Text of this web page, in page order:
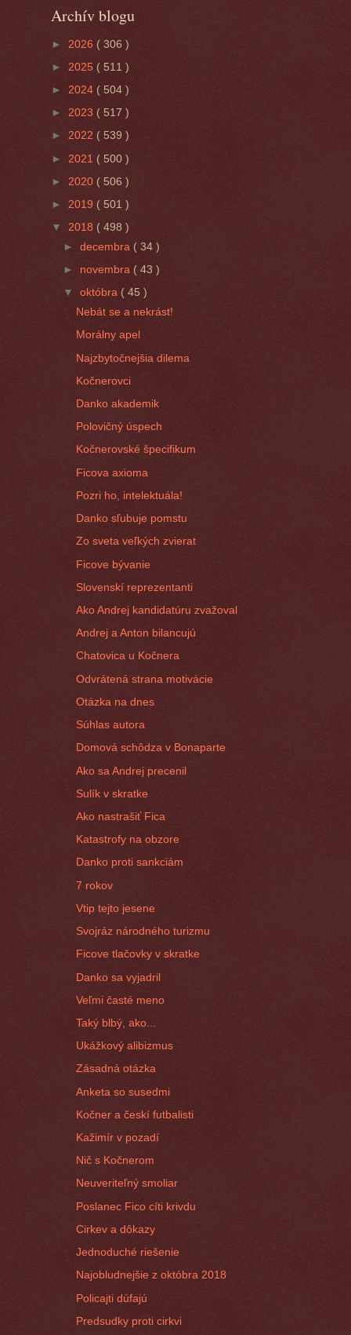
Archív blogu
► 2026 ( 306 )
► 2025 ( 511 )
► 2024 ( 504 )
► 2023 ( 517 )
► 2022 ( 539 )
► 2021 ( 500 )
► 2020 ( 506 )
► 2019 ( 501 )
▼ 2018 ( 498 )
►decembra ( 34 )
► novembra ( 43 )
▼októbra ( 45 )
Nebát se a nekrást!
Morálny apel
Najzbytočnejšia dilema
Kočnerovci
Danko akademik
Polovičný úspech
Kočnerovské špecifikum
Ficova axioma
Pozri ho, intelektuála!
Danko sľubuje pomstu
Zo sveta veľkých zvierat
Ficove bývanie
Slovenskí reprezentanti
Ako Andrej kandidatúru zvažoval
Andrej a Anton bilancujú
Chatovica u Kočnera
Odvrátená strana motivácie
Otázka na dnes
Súhlas autora
Domová schôdza v Bonaparte
Ako sa Andrej precenil
Sulík v skratke
Ako nastrašiť Fica
Katastrofy na obzore
Danko proti sankciám
7 rokov
Vtip tejto jesene
Svojráz národného turizmu
Ficove tlačovky v skratke
Danko sa vyjadril
Veľmi časté meno
Taký blbý, ako...
Ukážkový alibizmus
Zásadná otázka
Anketa so susedmi
Kočner a českí futbalisti
Kažimír v pozadí
Nič s Kočnerom
Neuveriteľný smoliar
Poslanec Fico cíti krivdu
Cirkev a dôkazy
Jednoduché riešenie
Najobludnejšie z októbra 2018
Policajti dúfajú
Predsudky proti cirkvi